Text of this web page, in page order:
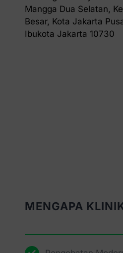
Mangga Dua Selatan,
Besar, Kota Jakarta
Ibukota Jakarta 10730
MENGAPA